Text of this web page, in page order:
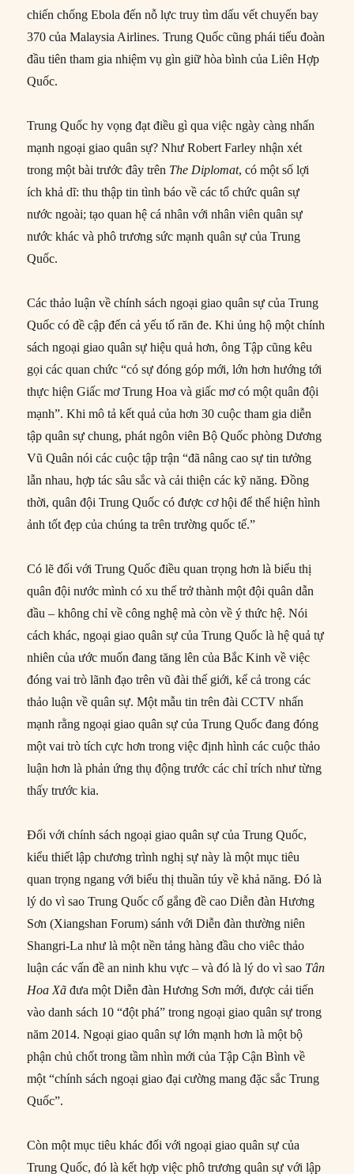
chiến chống Ebola đến nỗ lực truy tìm dấu vết chuyến bay
370 của Malaysia Airlines. Trung Quốc cũng phái tiểu đoàn
đầu tiên tham gia nhiệm vụ gìn giữ hòa bình của Liên Hợp
Quốc.
Trung Quốc hy vọng đạt điều gì qua việc ngày càng nhấn
mạnh ngoại giao quân sự? Như Robert Farley nhận xét
trong một bài trước đây trên The Diplomat, có một số lợi
ích khả dĩ: thu thập tin tình báo về các tổ chức quân sự
nước ngoài; tạo quan hệ cá nhân với nhân viên quân sự
nước khác và phô trương sức mạnh quân sự của Trung
Quốc.
Các thảo luận về chính sách ngoại giao quân sự của Trung
Quốc có đề cập đến cả yếu tố răn đe. Khi ủng hộ một chính
sách ngoại giao quân sự hiệu quả hơn, ông Tập cũng kêu
gọi các quan chức “có sự đóng góp mới, lớn hơn hướng tới
thực hiện Giấc mơ Trung Hoa và giấc mơ có một quân đội
mạnh”. Khi mô tả kết quả của hơn 30 cuộc tham gia diễn
tập quân sự chung, phát ngôn viên Bộ Quốc phòng Dương
Vũ Quân nói các cuộc tập trận “đã nâng cao sự tin tưởng
lẫn nhau, hợp tác sâu sắc và cải thiện các kỹ năng. Đồng
thời, quân đội Trung Quốc có được cơ hội để thể hiện hình
ảnh tốt đẹp của chúng ta trên trường quốc tế.”
Có lẽ đối với Trung Quốc điều quan trọng hơn là biểu thị
quân đội nước mình có xu thế trở thành một đội quân dẫn
đầu – không chỉ về công nghệ mà còn về ý thức hệ. Nói
cách khác, ngoại giao quân sự của Trung Quốc là hệ quả tự
nhiên của ước muốn đang tăng lên của Bắc Kinh về việc
đóng vai trò lãnh đạo trên vũ đài thế giới, kể cả trong các
thảo luận về quân sự. Một mẫu tin trên đài CCTV nhấn
mạnh rằng ngoại giao quân sự của Trung Quốc đang đóng
một vai trò tích cực hơn trong việc định hình các cuộc thảo
luận hơn là phản ứng thụ động trước các chỉ trích như từng
thấy trước kia.
Đối với chính sách ngoại giao quân sự của Trung Quốc,
kiểu thiết lập chương trình nghị sự này là một mục tiêu
quan trọng ngang với biểu thị thuần túy về khả năng. Đó là
lý do vì sao Trung Quốc cố gắng đề cao Diễn đàn Hương
Sơn (Xiangshan Forum) sánh với Diễn đàn thường niên
Shangri-La như là một nền tảng hàng đầu cho viêc thảo
luận các vấn đề an ninh khu vực – và đó là lý do vì sao Tân
Hoa Xã đưa một Diễn đàn Hương Sơn mới, được cải tiến
vào danh sách 10 “đột phá” trong ngoại giao quân sự trong
năm 2014. Ngoại giao quân sự lớn mạnh hơn là một bộ
phận chủ chốt trong tầm nhìn mới của Tập Cận Bình về
một “chính sách ngoại giao đại cường mang đặc sắc Trung
Quốc”.
Còn một mục tiêu khác đối với ngoại giao quân sự của
Trung Quốc, đó là kết hợp việc phô trương quân sự với lập